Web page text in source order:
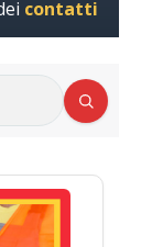
contatti